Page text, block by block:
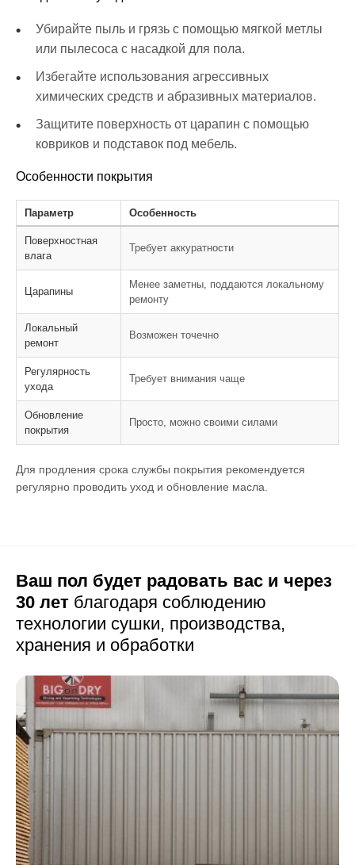
Убирайте пыль и грязь с помощью мягкой метлы
или пылесоса с насадкой для пола.
Избегайте использования агрессивных
химических средств и абразивных материалов.
Защитите поверхность от царапин с помощью
ковриков и подставок под мебель.
Особенности покрытия
Параметр Особенность
Поверхностная
влага
Требует аккуратности
Царапины
Менее заметны, поддаются локальному
ремонту
Локальный
ремонт
Возможен точечно
Регулярность
ухода
Требует внимания чаще
Обновление
покрытия
Просто, можно своими силами
Для продления срока службы покрытия рекомендуется
регулярно проводить уход и обновление масла.
Ваш пол будет радовать вас и через
30 лет благодаря соблюдению
технологии сушки, производства,
хранения и обработки